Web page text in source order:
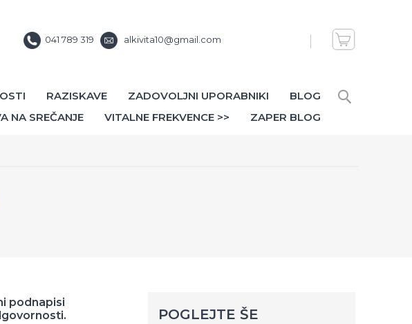
041 789 319 alkivita10@gmail.com
RAZISKAVE ZADOVOLJNI UPORABNIKI
BLOG
NA SREČANJE
VITALNE FREKVENCE >> ZAPER BLOG
podnapisi
POGLEJTE ŠE